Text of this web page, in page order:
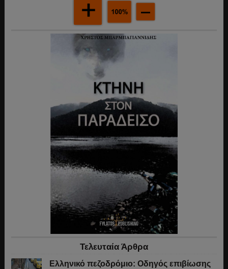
Τελευταία Άρθρα
Ελληνικό πεζοδρόμιο: Οδηγός επιβίωσης